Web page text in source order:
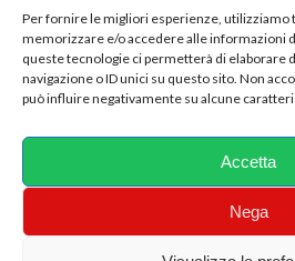
Per fornire le migliori esperienze, utilizziamo
memorizzare e/o accedere alle informazioni
queste tecnologie ci permetterà di elaborare
navigazione o ID unici su questo sito. Non
può influire negativamente su alcune
Accetta
Nega
richiesta)
- Powered by
web